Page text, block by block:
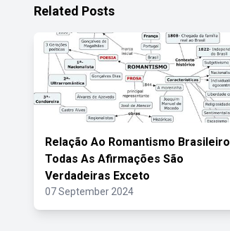
Related Posts
Relação Ao Romantismo Brasileiro
Todas As Afirmações São
Verdadeiras Exceto
07 September 2024